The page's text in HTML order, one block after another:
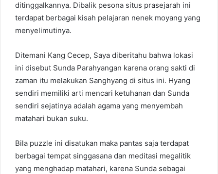
ditinggalkannya. Dibalik pesona situs prasejarah ini
terdapat berbagai kisah pelajaran nenek moyang yang
menyelimutinya.
Ditemani Kang Cecep, Saya diberitahu bahwa lokasi
ini disebut Sunda Parahyangan karena orang sakti di
zaman itu melakukan Sanghyang di situs ini. Hyang
sendiri memiliki arti mencari ketuhanan dan Sunda
sendiri sejatinya adalah agama yang menyembah
matahari bukan suku.
Bila puzzle ini disatukan maka pantas saja terdapat
berbagai tempat singgasana dan meditasi megalitik
yang menghadap matahari, karena Sunda sebagai